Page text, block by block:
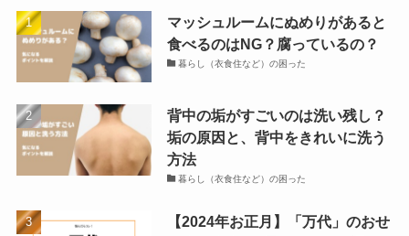
マッシュルームにぬめりがあると
食べるのはNG？腐っているの？
暮らし（衣食住など）の困った
背中の垢がすごいのは洗い残し？
垢の原因と、背中をきれいに洗う
方法
暮らし（衣食住など）の困った
【2024年お正月】「万代」のおせ